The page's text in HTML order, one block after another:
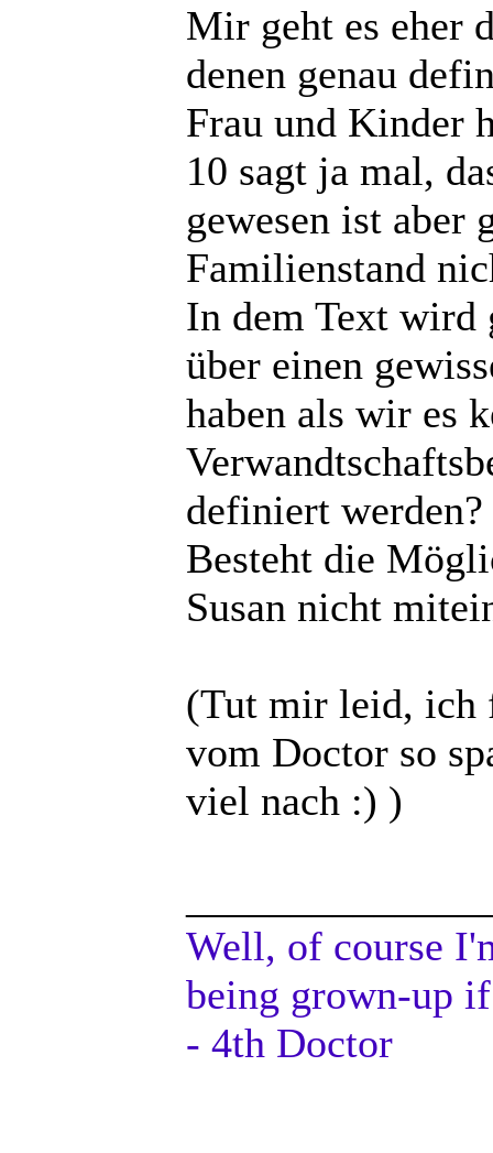
Mir geht es eher
denen genau
Frau und Kinder
10 sagt ja mal,
gewesen ist aber
Familienstand
In dem Text wird
über einen
haben als wir es
definiert werden?
Besteht die
Susan nicht
(Tut mir leid, ich
vom Doctor so
viel nach :) )
Well, of course
being grown-up
- 4th Doctor